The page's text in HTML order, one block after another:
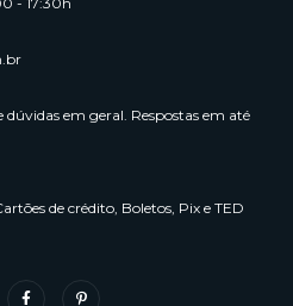
em geral. Respostas em até
de crédito, Boletos, Pix e TED